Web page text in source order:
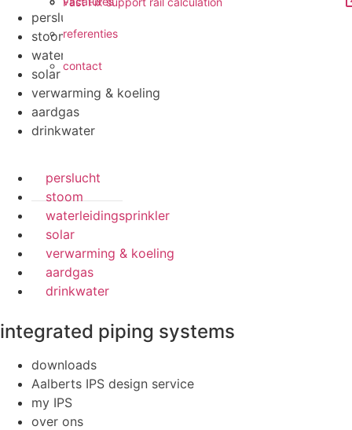
referenties
contact
perslucht
stoom
waterleidingsprinkler
solar
verwarming & koeling
aardgas
drinkwater
perslucht
stoom
waterleidingsprinkler
solar
verwarming & koeling
aardgas
drinkwater
integrated piping systems
downloads
Aalberts IPS design service
my IPS
over ons